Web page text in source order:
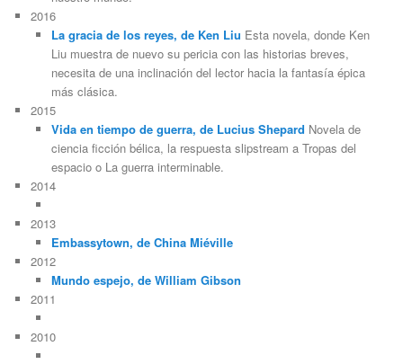
2016
La gracia de los reyes, de Ken Liu Esta novela, donde Ken
Liu muestra de nuevo su pericia con las historias breves,
necesita de una inclinación del lector hacia la fantasía épica
más clásica.
2015
Vida en tiempo de guerra, de Lucius Shepard Novela de
ciencia ficción bélica, la respuesta slipstream a Tropas del
espacio o La guerra interminable.
2014
2013
Embassytown, de China Miéville
2012
Mundo espejo, de William Gibson
2011
2010